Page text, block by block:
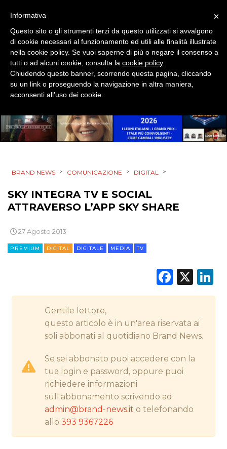
DESIGN
EVENTI
MOBILE
PROMOZIONI
PRODOTTI
PUNTI VENDITA
STRATEGIE
DIGITALE
EDITORIA
ESTERNA
RADIO / AUDIO
BRAND NEWS > COMUNICAZIONE > DIGITAL >
SKY INTEGRA TV E SOCIAL
ATTRAVERSO L’APP SKY SHARE
27 Agosto 2013
PREMIUM DIGITAL DIGITALE MEDIA TV
X
Gentile lettore,
questo articolo è in un'area riservata ai
soli abbonati al quotidiano Brand News.
Se sei abbonato puoi accedere con la
tua login e password, oppure puoi
richiedere informazioni
sull'abbonamento scrivendo ad
admin@brand-news.it o telefonando
allo393 9367226
×
Informativa
Questo sito o gli strumenti terzi da questo utilizzati si avvalgono
di cookie necessari al funzionamento ed utili alle finalità illustrate
nella cookie policy. Se vuoi saperne di più o negare il consenso a
tutti o ad alcuni cookie, consulta la cookie policy.
Chiudendo questo banner, scorrendo questa pagina, cliccando
su un link o proseguendo la navigazione in altra maniera,
acconsenti all’uso dei cookie.